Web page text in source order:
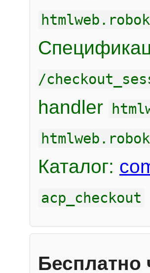
/
handler
Каталог:
acp_checkout
Бесплатно